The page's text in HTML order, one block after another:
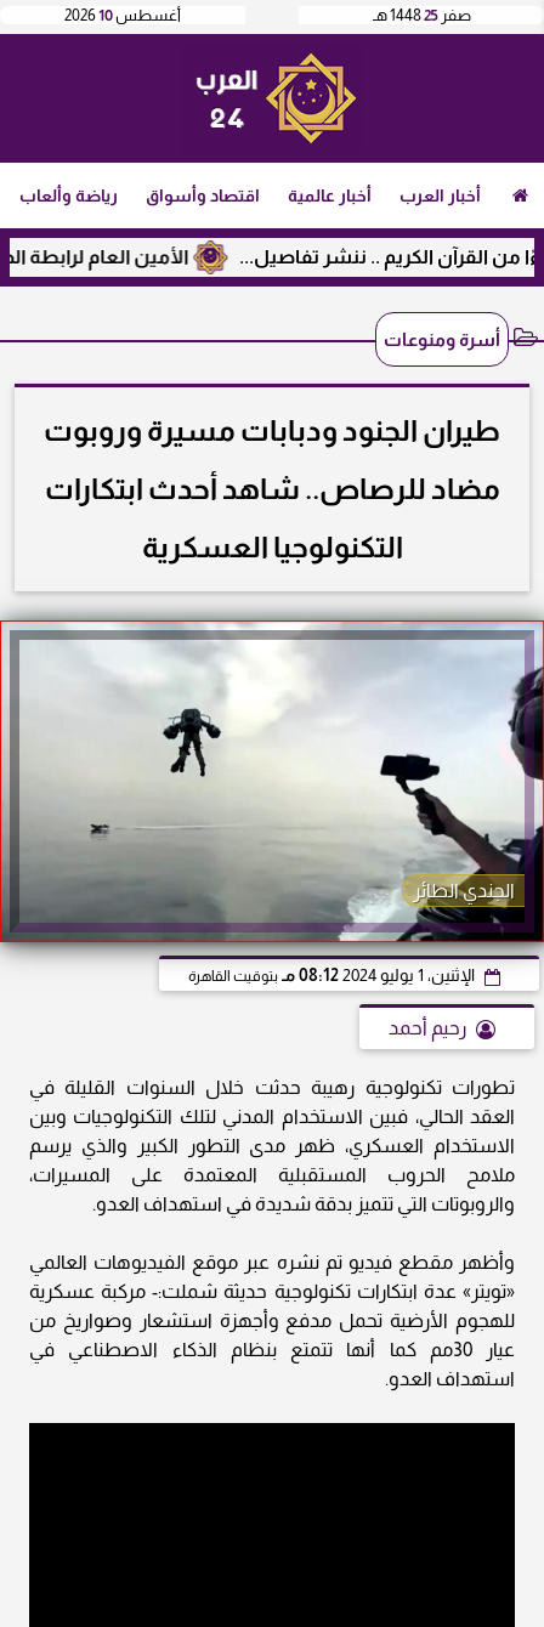
أغسطس10
2026 صفر 251448 هـ
أخبار العرب أخبار عالمية اقتصاد وأسواق رياضة وألعاب
الأمين العام لرابطة
أسرة ومنوعات
طيران الجنود ودبابات مسيرة وروبوت
مضاد للرصاص.. شاهد أحدث ابتكارات
التكنولوجيا العسكرية
الجندي الطائر
الإثنين، 1 يوليو 2024 08:12 مـ بتوقيت القاهرة
رحيم أحمد
تطورات تكنولوجية رهيبة حدثت خلال السنوات القليلة في
العقد الحالي، فبين الاستخدام المدني لتلك التكنولوجيات وبين
الاستخدام العسكري، ظهر مدى التطور الكبير والذي يرسم
ملامح الحروب المستقبلية المعتمدة على المسيرات،
والروبوتات التي تتميز بدقة شديدة في استهداف العدو.
وأظهر مقطع فيديو تم نشره عبر موقع الفيديوهات العالمي
«تويتر» عدة ابتكارات تكنولوجية حديثة شملت:- مركبة عسكرية
للهجوم الأرضية تحمل مدفع وأجهزة استشعار وصواريخ من
عيار 30مم كما أنها تتمتع بنظام الذكاء الاصطناعي في
استهداف العدو.